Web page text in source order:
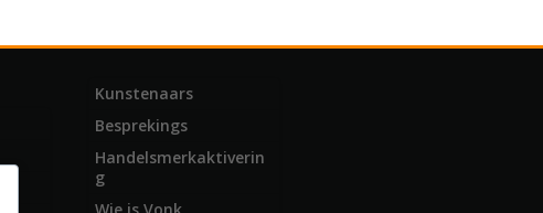
Kunstenaars
Besprekings
Handelsmerkaktiverin
g
Wie is Vonk